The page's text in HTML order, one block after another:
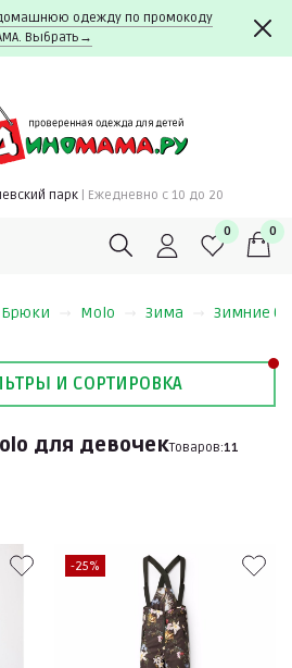
одежду по промокоду
Выбрать→
парк | Ежедневно c 10 до 20
0 0
Брюки Molo Зима Зимние
И СОРТИРОВКА
для девочекТоваров:11
-25%